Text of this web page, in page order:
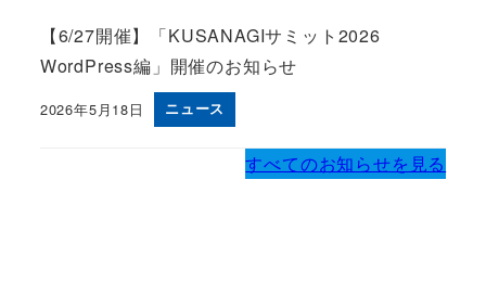
【6/27開催】「KUSANAGIサミット2026
WordPress編」開催のお知らせ
Published
2026年5月18日 ニュース
すべてのお知らせを見る